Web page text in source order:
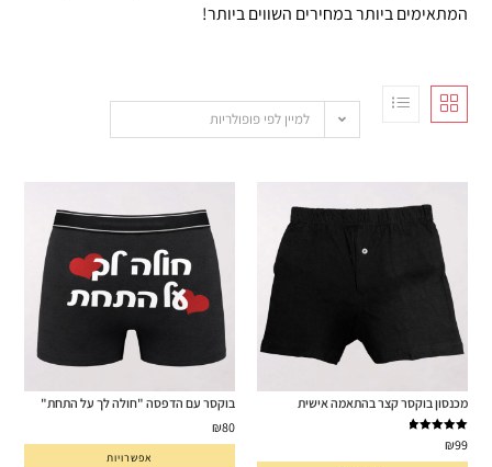
המתאימים ביותר במחירים השווים ביותר!
למיין לפי פופולריות
מכנסון בוקסר קצר בהתאמה אישית
דורג5.00₪99
בוקסר עם הדפסה "חולה לך על התחת"
₪80
אפשרויות